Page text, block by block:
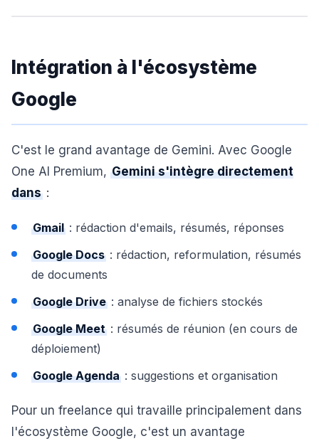
Intégration à l'écosystème
Google
C'est le grand avantage de Gemini. Avec Google
One AI Premium, Gemini s'intègre directement
dans :
Gmail : rédaction d'emails, résumés, réponses
Google Docs : rédaction, reformulation, résumés
de documents
Google Drive : analyse de fichiers stockés
Google Meet : résumés de réunion (en cours de
déploiement)
Google Agenda : suggestions et organisation
Pour un freelance qui travaille principalement dans
l'écosystème Google, c'est un avantage